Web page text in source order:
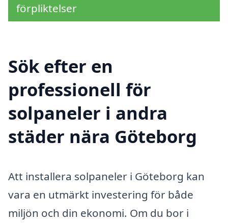
förpliktelser
Sök efter en
professionell för
solpaneler i andra
städer nära Göteborg
Att installera solpaneler i Göteborg kan
vara en utmärkt investering för både
miljön och din ekonomi. Om du bor i